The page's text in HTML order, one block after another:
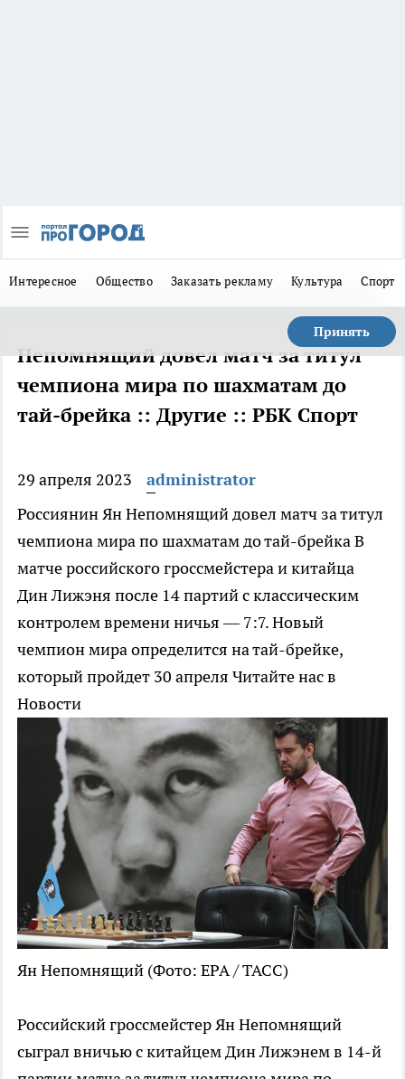
Интересное Общество Заказать рекламу Культура Спорт
Принять
Непомнящий довел матч за титул
чемпиона мира по шахматам до
тай-брейка :: Другие :: РБК Спорт
29 апреля 2023
administrator
Россиянин Ян Непомнящий довел матч за титул
чемпиона мира по шахматам до тай-брейкаВ
матче российского гроссмейстера и китайца
Дин Лижэня после 14 партий с классическим
контролем времени ничья — 7:7. Новый
чемпион мира определится на тай-брейке,
который пройдет 30 апреля Читайте нас в
Новости
Ян Непомнящий (Фото: EPA / ТАСС)
Российский гроссмейстер Ян Непомнящий
сыграл вничью с китайцем Дин Лижэнем в 14-й